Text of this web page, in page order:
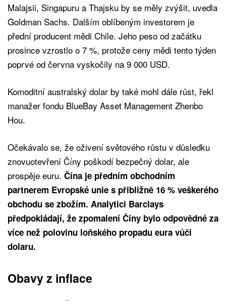
Malajsii, Singapuru a Thajsku by se měly zvýšit, uvedla
Goldman Sachs. Dalším oblíbeným investorem je
přední producent mědi Chile. Jeho peso od začátku
prosince vzrostlo o 7 %, protože ceny mědi tento týden
poprvé od června vyskočily na 9 000 USD.
Komoditní australský dolar by také mohl dále růst, řekl
manažer fondu BlueBay Asset Management Zhenbo
Hou.
Očekávalo se, že oživení světového růstu v důsledku
znovuotevření Číny poškodí bezpečný dolar, ale
prospěje euru. Čína je předním obchodním
partnerem Evropské unie s přibližně 16 % veškerého
obchodu se zbožím. Analytici Barclays
předpokládají, že zpomalení Číny bylo odpovědné za
více než polovinu loňského propadu eura vůči
dolaru.
Obavy z inflace